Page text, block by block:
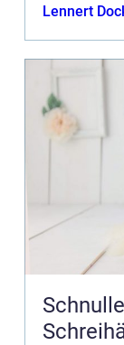
sind so viel
Lennert